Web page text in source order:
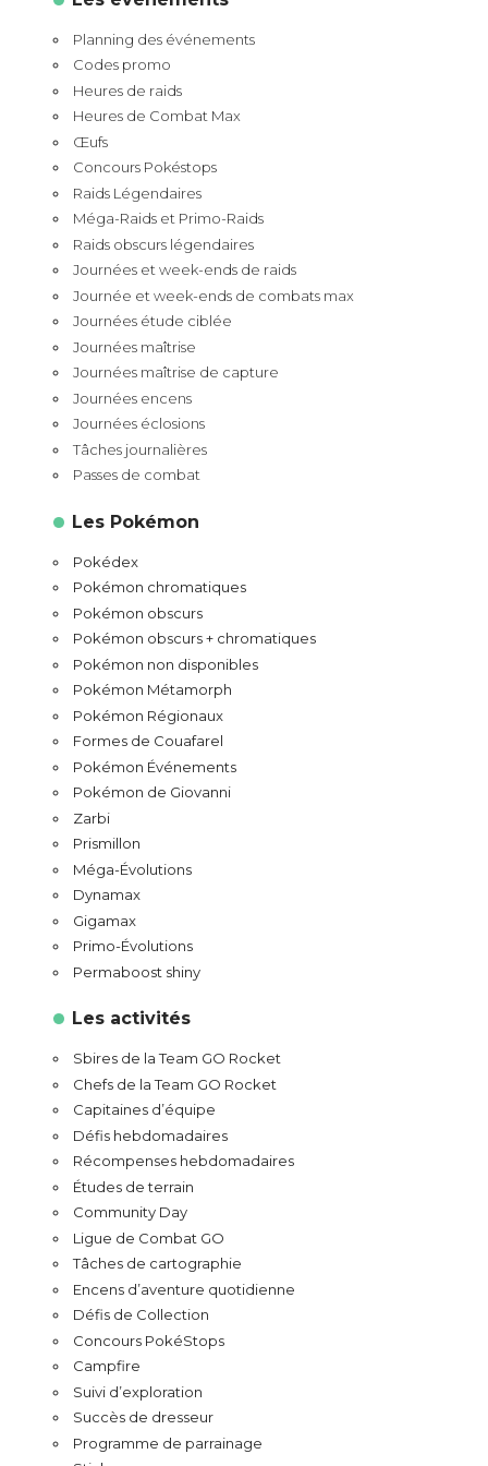
Planning des événements
Codes promo
Heures de raids
Heures de Combat Max
Œufs
Concours Pokéstops
Raids Légendaires
Méga-Raids et Primo-Raids
Raids obscurs légendaires
Journées et week-ends de raids
Journée et week-ends de combats max
Journées étude ciblée
Journées maîtrise
Journées maîtrise de capture
Journées encens
Journées éclosions
Tâches journalières
Passes de combat
Les Pokémon
Pokédex
Pokémon chromatiques
Pokémon obscurs
Pokémon obscurs + chromatiques
Pokémon non disponibles
Pokémon Métamorph
Pokémon Régionaux
Formes de Couafarel
Pokémon Événements
Pokémon de Giovanni
Zarbi
Prismillon
Méga-Évolutions
Dynamax
Gigamax
Primo-Évolutions
Permaboost shiny
Les activités
Sbires de la Team GO Rocket
Chefs de la Team GO Rocket
Capitaines d’équipe
Défis hebdomadaires
Récompenses hebdomadaires
Études de terrain
Community Day
Ligue de Combat GO
Tâches de cartographie
Encens d’aventure quotidienne
Défis de Collection
Concours PokéStops
Campfire
Suivi d’exploration
Succès de dresseur
Programme de parrainage